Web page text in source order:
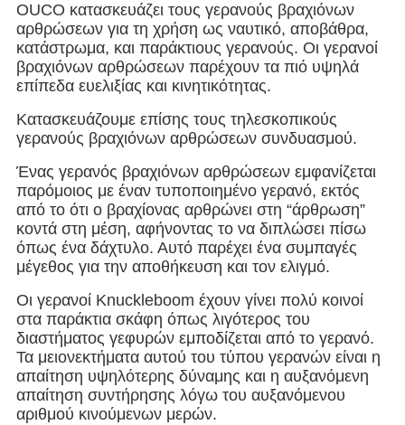
OUCO κατασκευάζει τους γερανούς βραχιόνων
αρθρώσεων για τη χρήση ως ναυτικό, αποβάθρα,
κατάστρωμα, και παράκτιους γερανούς. Οι γερανοί
βραχιόνων αρθρώσεων παρέχουν τα πιό υψηλά
επίπεδα ευελιξίας και κινητικότητας.
Κατασκευάζουμε επίσης τους τηλεσκοπικούς
γερανούς βραχιόνων αρθρώσεων συνδυασμού.
Ένας γερανός βραχιόνων αρθρώσεων εμφανίζεται
παρόμοιος με έναν τυποποιημένο γερανό, εκτός
από το ότι ο βραχίονας αρθρώνει στη “άρθρωση”
κοντά στη μέση, αφήνοντας το να διπλώσει πίσω
όπως ένα δάχτυλο. Αυτό παρέχει ένα συμπαγές
μέγεθος για την αποθήκευση και τον ελιγμό.
Οι γερανοί Knuckleboom έχουν γίνει πολύ κοινοί
στα παράκτια σκάφη όπως λιγότερος του
διαστήματος γεφυρών εμποδίζεται από το γερανό.
Τα μειονεκτήματα αυτού του τύπου γερανών είναι η
απαίτηση υψηλότερης δύναμης και η αυξανόμενη
απαίτηση συντήρησης λόγω του αυξανόμενου
αριθμού κινούμενων μερών.